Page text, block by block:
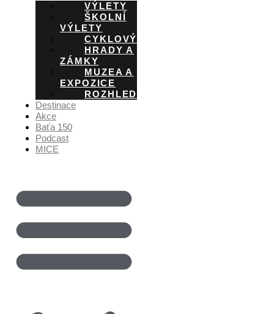
VÝLETY
ŠKOLNÍ
VÝLETY
CYKLOVÝLETY
HRADY A
ZÁMKY
MUZEA A
EXPOZICE
ROZHLEDNY
Destinace
Akce
Baťa 150
Podcast
MICE